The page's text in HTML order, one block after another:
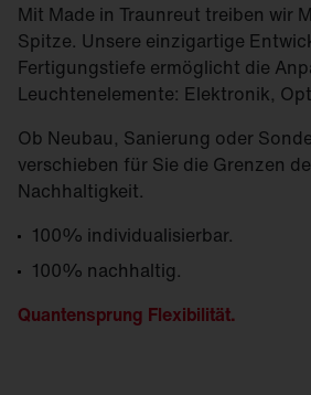
Mit Made in Traunreut treiben wir
Spitze. Unsere einzigartige
Fertigungstiefe ermöglicht die
Leuchtenelemente: Elektronik,
Ob Neubau, Sanierung oder
verschieben für Sie die Grenzen
Nachhaltigkeit.
100% individualisierbar.
100% nachhaltig.
Quantensprung Flexibilität.